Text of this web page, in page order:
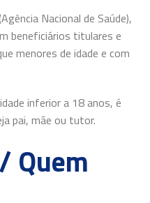
Nacional de Saúde),
beneficiários titulares e
menores de idade e com
inferior a 18 anos, é
pai, mãe ou tutor.
Quem